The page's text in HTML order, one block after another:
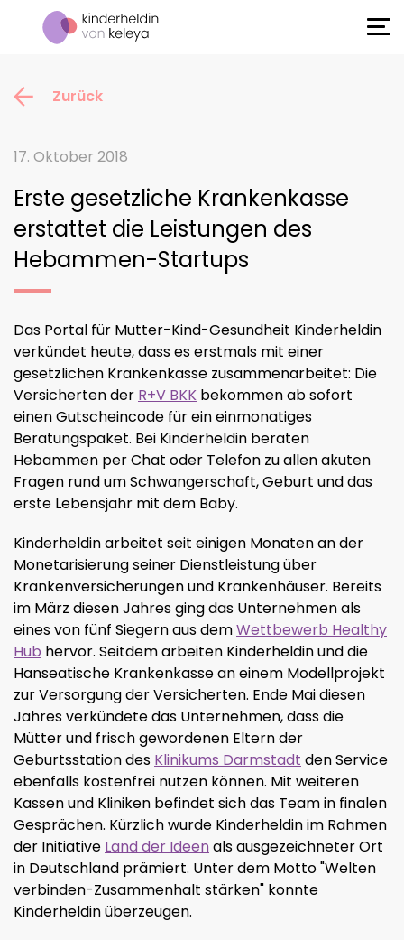
Zurück
17. Oktober 2018
Erste gesetzliche Krankenkasse
erstattet die Leistungen des
Hebammen-Startups
Das Portal für Mutter-Kind-Gesundheit Kinderheldin
verkündet heute, dass es erstmals mit einer
gesetzlichen Krankenkasse zusammenarbeitet: Die
Versicherten der R+V BKK bekommen ab sofort
einen Gutscheincode für ein einmonatiges
Beratungspaket. Bei Kinderheldin beraten
Hebammen per Chat oder Telefon zu allen akuten
Fragen rund um Schwangerschaft, Geburt und das
erste Lebensjahr mit dem Baby.
Kinderheldin arbeitet seit einigen Monaten an der
Monetarisierung seiner Dienstleistung über
Krankenversicherungen und Krankenhäuser. Bereits
im März diesen Jahres ging das Unternehmen als
eines von fünf Siegern aus demWettbewerb Healthy
Hub hervor. Seitdem arbeiten Kinderheldin und die
Hanseatische Krankenkasse an einem Modellprojekt
zur Versorgung der Versicherten. Ende Mai diesen
Jahres verkündete das Unternehmen, dass die
Mütter und frisch gewordenen Eltern der
Geburtsstation des Klinikums Darmstadt den Service
ebenfalls kostenfrei nutzen können. Mit weiteren
Kassen und Kliniken befindet sich das Team in finalen
Gesprächen. Kürzlich wurde Kinderheldin im Rahmen
der Initiative Land der Ideenals ausgezeichneter Ort
in Deutschland prämiert. Unter dem Motto "Welten
verbinden-Zusammenhalt stärken" konnte
Kinderheldin überzeugen.